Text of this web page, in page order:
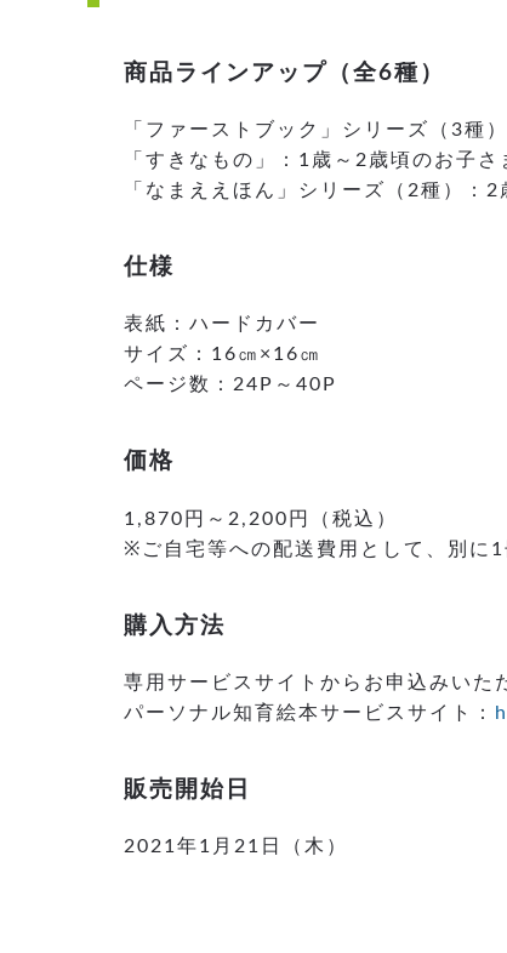
商品ラインアップ（全6種）
「ファーストブック」シリーズ（3種
「すきなもの」：1歳～2歳頃のお子さ
「なまええほん」シリーズ（2種）：
仕様
表紙：ハードカバー
サイズ：16㎝×16㎝
ページ数：24P～40P
価格
1,870円～2,200円（税込）
※ご自宅等への配送費用として、別に
購入方法
専用サービスサイトからお申込みいた
パーソナル知育絵本サービスサイト：
販売開始日
2021年1月21日（木）